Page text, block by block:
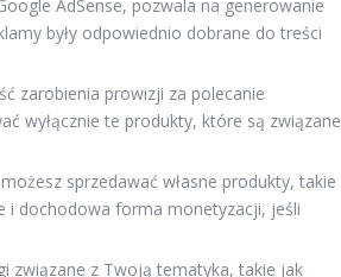
AdSense, pozwala na generowanie
były odpowiednio dobrane do treści
zarobienia prowizji za polecanie
wyłącznie te produkty, które są związane
sprzedawać własne produkty, takie
i dochodowa forma monetyzacji, jeśli
związane z Twoją tematyka, takie jak